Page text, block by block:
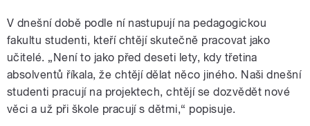
V dnešní době podle ní nastupují na pedagogickou
fakultu studenti, kteří chtějí skutečně pracovat jako
učitelé. „Není to jako před deseti lety, kdy třetina
absolventů říkala, že chtějí dělat něco jiného. Naši dnešní
studenti pracují na projektech, chtějí se dozvědět nové
věci a už při škole pracují s dětmi,“ popisuje.